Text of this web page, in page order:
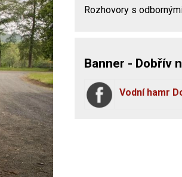
Rozhovory s
Banner - Dobřív
Vodní hamr